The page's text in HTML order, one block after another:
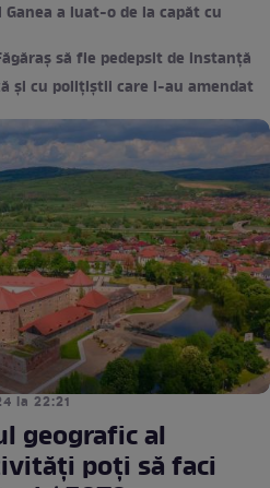
a luat-o de la capăt cu
să fie pedepsit de instanță
și cu polițiștii care l-au amendat
la 22:21
geografic al
poți să faci